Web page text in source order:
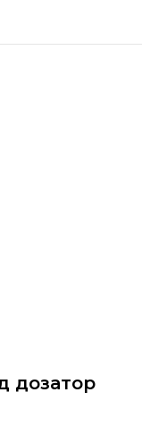
дозатор